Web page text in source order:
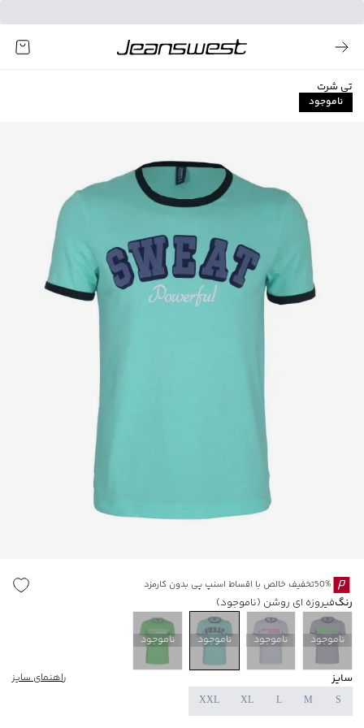
تی شرت
ناموجود
50%تخفیف خالص با اقساط اسنپ پی بدون کارمزد
رنگفیروزه ای روشن (ناموجود)
ناموجود ناموجود ناموجود ناموجود
سایز
راهنمای سایز
S
M
L
XL
XXL